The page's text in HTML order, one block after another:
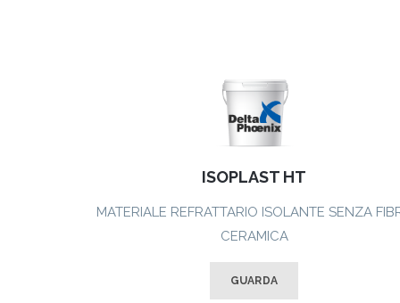
ISOPLAST HT
MATERIALE REFRATTARIO ISOLANTE SENZA
CERAMICA
GUARDA